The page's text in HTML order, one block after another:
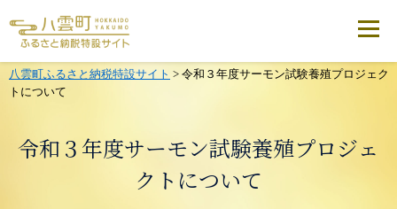
ニ
を八雲町ふるさと納税特設サイト > 令和３年度サーモン試験養殖プロジェク
トについて
令和３年度サーモン試験養殖プロジェ
クトについて